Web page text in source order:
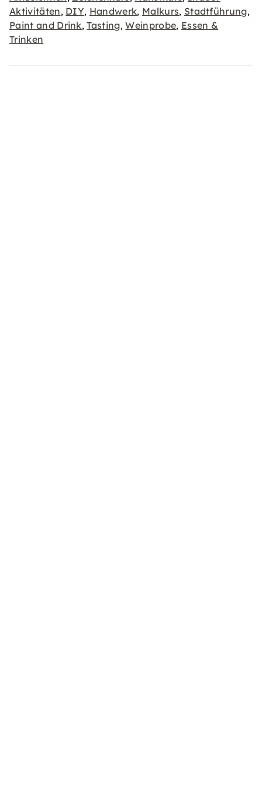
Aktivitäten, DIY, Handwerk, Malkurs, Stadtführung,
Paint and Drink,Tasting,Weinprobe, Essen &
Trinken